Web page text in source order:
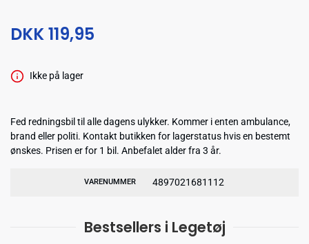
DKK 119,95
Ikke på lager
Fed redningsbil til alle dagens ulykker. Kommer i enten ambulance,
brand eller politi. Kontakt butikken for lagerstatus hvis en bestemt
ønskes. Prisen er for 1 bil. Anbefalet alder fra 3 år.
VARENUMMER 4897021681112
Bestsellers i Legetøj